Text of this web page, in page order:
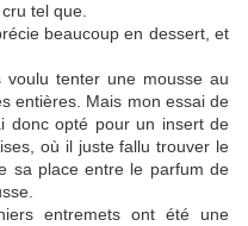
tel que.
beaucoup en dessert, et
tenter une mousse au
entières. Mais mon essai de
donc opté pour un insert de
où il juste fallu trouver le
sa place entre le parfum de
entremets ont été une